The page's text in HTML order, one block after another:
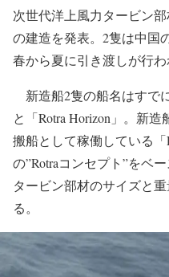
次世代洋上風力タービン
の建造を発表。2隻は中国
春から夏に引き渡しが行わ
新造船2隻の船名はすで
と「Rotra Horizon」。新造
搬船として稼働している「
の”Rotraコンセプト”をベ
タービン部材のサイズと
る。